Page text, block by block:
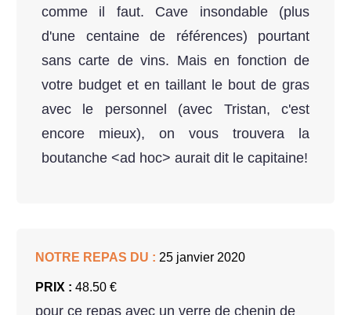
comme il faut. Cave insondable (plus
d'une centaine de références) pourtant
sans carte de vins. Mais en fonction de
votre budget et en taillant le bout de gras
avec le personnel (avec Tristan, c'est
encore mieux), on vous trouvera la
boutanche <ad hoc> aurait dit le capitaine!
NOTRE REPAS DU : 25 janvier 2020
PRIX : 48.50 €
pour ce repas avec un verre de chenin de